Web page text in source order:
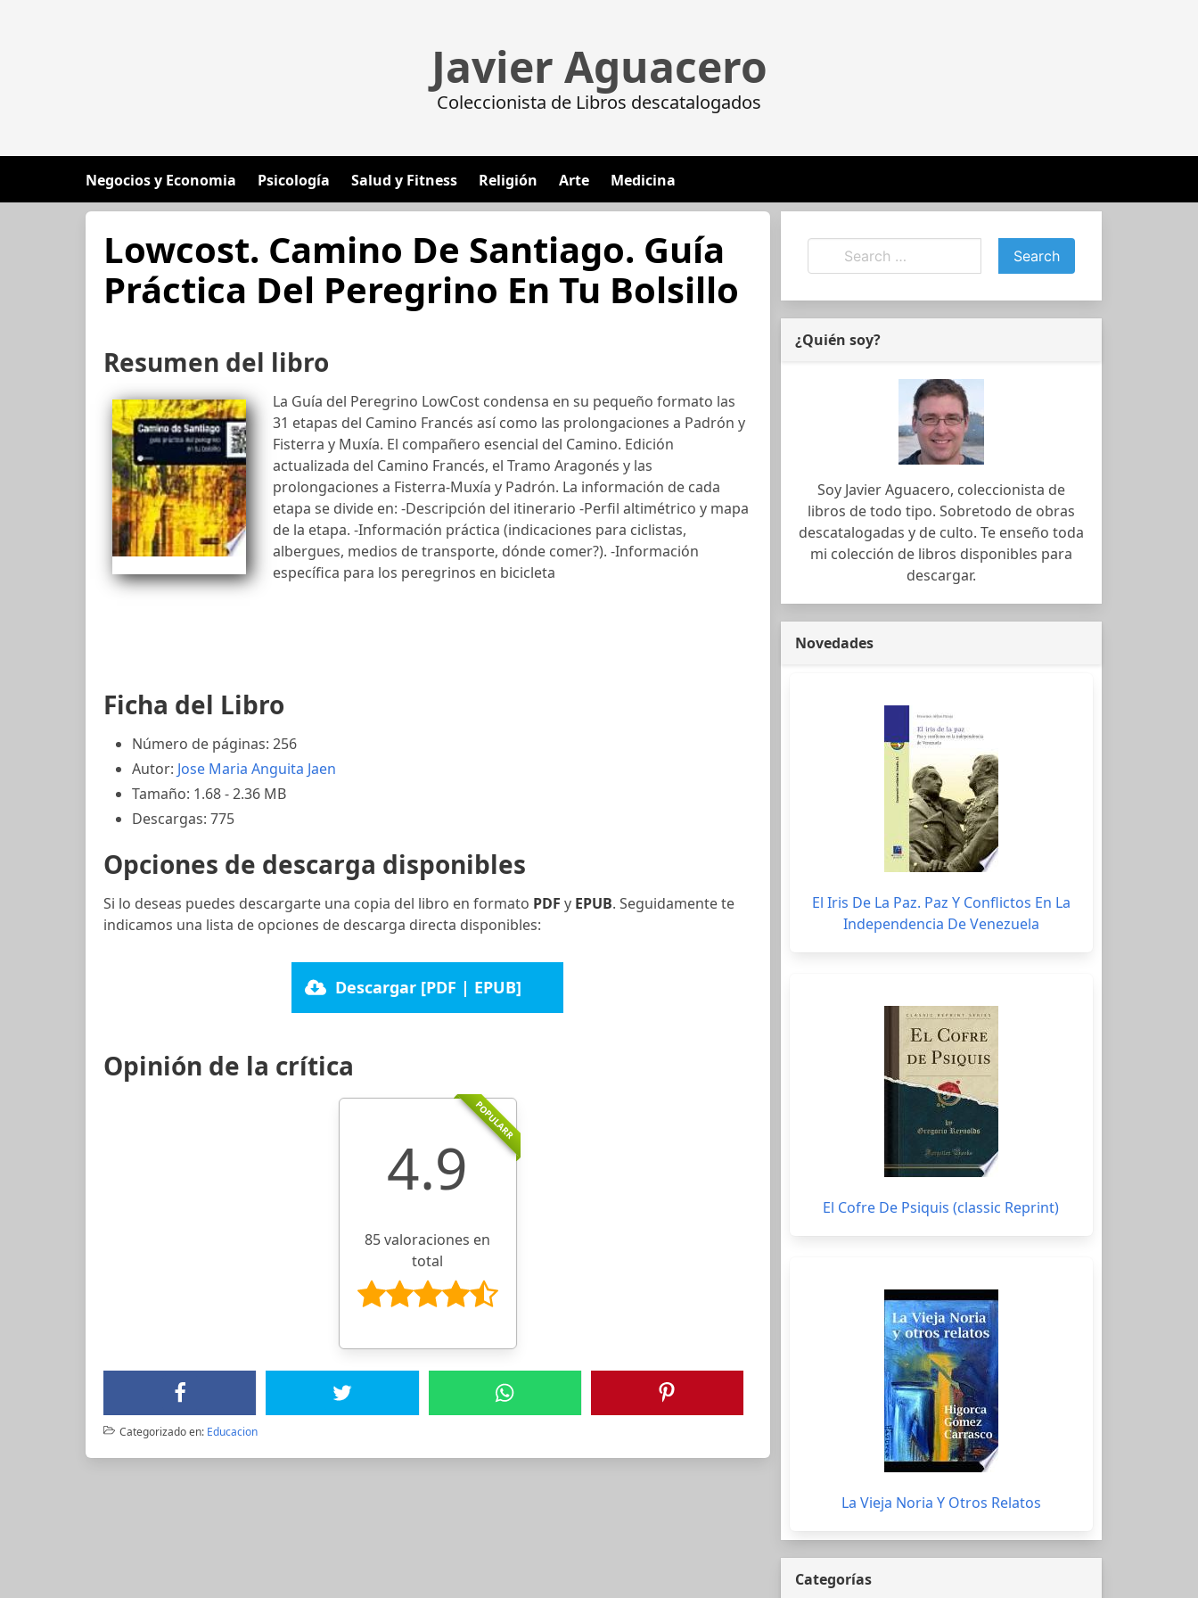
Javier Aguacero
Coleccionista de Libros descatalogados
Negocios y Economia Psicología Salud y Fitness Religión Arte Medicina
Lowcost. Camino De Santiago. Guía
Práctica Del Peregrino En Tu Bolsillo
Resumen del libro
La Guía del Peregrino LowCost condensa en su pequeño formato las
31 etapas del Camino Francés así como las prolongaciones a Padrón y
Fisterra y Muxía. El compañero esencial del Camino. Edición
actualizada del Camino Francés, el Tramo Aragonés y las
prolongaciones a Fisterra-Muxía y Padrón. La información de cada
etapa se divide en: -Descripción del itinerario -Perfil altimétrico y mapa
de la etapa. -Información práctica (indicaciones para ciclistas,
albergues, medios de transporte, dónde comer?). -Información
específica para los peregrinos en bicicleta
Ficha del Libro
Número de páginas: 256
Autor: Jose Maria Anguita Jaen
Tamaño: 1.68 - 2.36 MB
Descargas: 775
Opciones de descarga disponibles
Si lo deseas puedes descargarte una copia del libro en formato PDF y EPUB. Seguidamente te
indicamos una lista de opciones de descarga directa disponibles:
Descargar [PDF | EPUB]
Opinión de la crítica
POPULARR
4.9
85 valoraciones en
total
Categorizado en: Educacion
¿Quién soy?
Soy Javier Aguacero, coleccionista de
libros de todo tipo. Sobretodo de obras
descatalogadas y de culto. Te enseño toda
mi colección de libros disponibles para
descargar.
Novedades
El Iris De La Paz. Paz Y Conflictos En La
Independencia De Venezuela
El Cofre De Psiquis (classic Reprint)
La Vieja Noria Y Otros Relatos
Categorías